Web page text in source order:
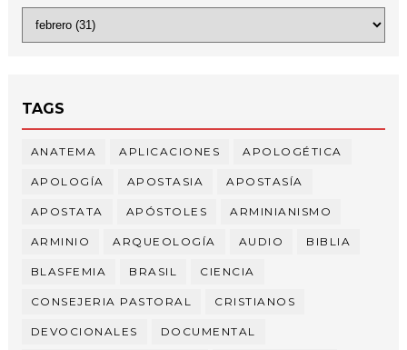
TAGS
ANATEMA APLICACIONES APOLOGÉTICA
APOLOGÍA APOSTASIA APOSTASÍA
APOSTATA APÓSTOLES ARMINIANISMO
ARMINIO ARQUEOLOGÍA AUDIO BIBLIA
BLASFEMIA BRASIL CIENCIA
CONSEJERIA PASTORAL CRISTIANOS
DEVOCIONALES DOCUMENTAL